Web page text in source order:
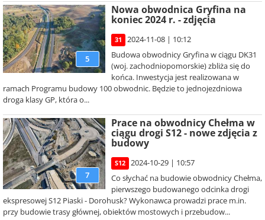
5
Nowa obwodnica Gryfina na
koniec 2024 r. - zdjęcia
31
2024-11-08 | 10:12
Budowa obwodnicy Gryfina w ciągu DK31
(woj. zachodniopomorskie) zbliża się do
końca. Inwestycja jest realizowana w
ramach Programu budowy 100 obwodnic. Będzie to jednojezdniowa
droga klasy GP, która o...
7
Prace na obwodnicy Chełma w
ciągu drogi S12 - nowe zdjęcia z
budowy
S12
2024-10-29 | 10:57
Co słychać na budowie obwodnicy Chełma,
pierwszego budowanego odcinka drogi
ekspresowej S12 Piaski - Dorohusk? Wykonawca prowadzi prace m.in.
przy budowie trasy głównej, obiektów mostowych i przebudow...